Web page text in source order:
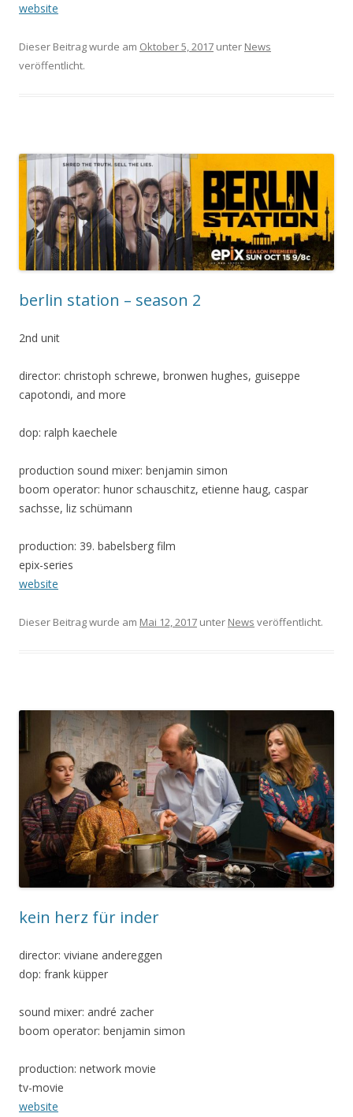
website
Dieser Beitrag wurde am Oktober 5, 2017 unter News
veröffentlicht.
berlin station – season 2
2nd unit
director: christoph schrewe, bronwen hughes, guiseppe
capotondi, and more
dop: ralph kaechele
production sound mixer: benjamin simon
boom operator: hunor schauschitz, etienne haug, caspar
sachsse, liz schümann
production: 39. babelsberg film
epix-series
website
Dieser Beitrag wurde am Mai 12, 2017 unter News veröffentlicht.
kein herz für inder
director: viviane andereggen
dop: frank küpper
sound mixer: andré zacher
boom operator: benjamin simon
production: network movie
tv-movie
website